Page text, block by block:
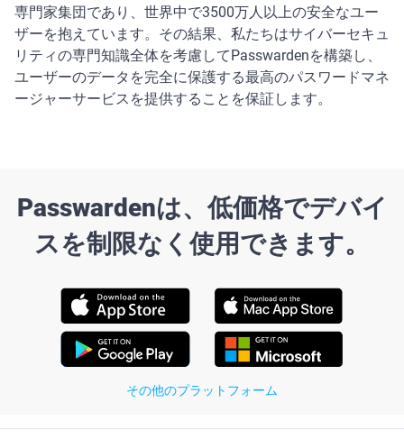
専門家集団であり、世界中で3500万人以上の安全なユー
ザーを抱えています。その結果、私たちはサイバーセキュ
リティの専門知識全体を考慮してPasswardenを構築し、
ユーザーのデータを完全に保護する最高のパスワードマネ
ージャーサービスを提供することを保証します。
Passwardenは、低価格でデバイ
スを制限なく使用できます。
その他のプラットフォーム